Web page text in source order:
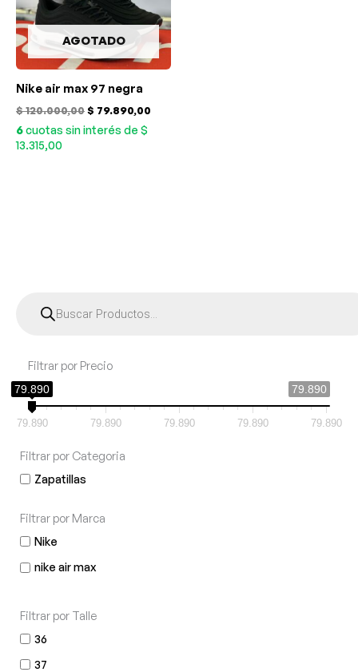
e
d
d
p
u
c
o
Filtrar por Precio
79.890
79.890
79.890 79.890 79.890 79.890 79.890
Filtrar por Categoria
Zapatillas
Filtrar por Marca
Nike
nike air max
Filtrar por Talle
36
37
AGOTADO
Nike air max 97 negra
$120.000,00$ 79.890,00
6cuotas sin interés de $
13.315,00